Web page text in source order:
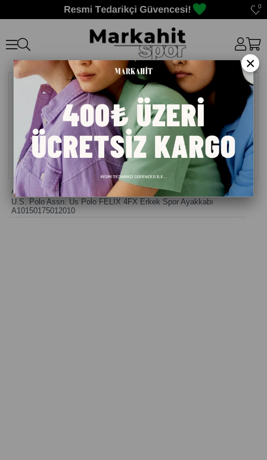
0
Anasayfa> Erkek Sneaker Günlük Ayakkabı>
U.S. Polo Assn. Us Polo FELIX 4FX Erkek Spor Ayakkabı
A10150175012010
×